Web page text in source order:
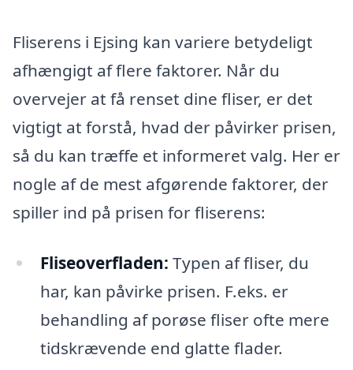
Fliserens i Ejsing kan variere betydeligt
afhængigt af flere faktorer. Når du
overvejer at få renset dine fliser, er det
vigtigt at forstå, hvad der påvirker prisen,
så du kan træffe et informeret valg. Her er
nogle af de mest afgørende faktorer, der
spiller ind på prisen for fliserens:
Fliseoverfladen: Typen af fliser, du
har, kan påvirke prisen. F.eks. er
behandling af porøse fliser ofte mere
tidskrævende end glatte flader.